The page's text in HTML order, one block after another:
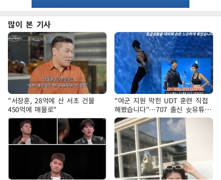
많이 본 기사
"서장훈, 28억에 산 서초 건물
450억에 매물로"
"여군 지원 막힌 UDT 훈련 직접
해봤습니다"…707 출신 女유튜버
'완벽 소화'